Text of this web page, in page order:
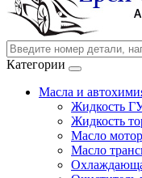
Категории
Масла и
Жидкость
Жидкость
Масло
Масло